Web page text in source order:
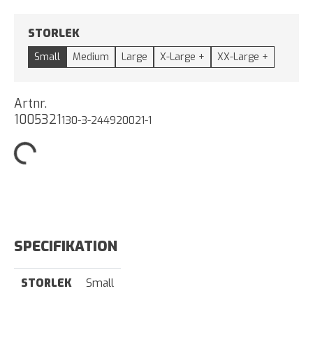
STORLEK
Small Medium Large X-Large + XX-Large +
Artnr.
1005321130-3-244920021-1
SPECIFIKATION
STORLEK Small